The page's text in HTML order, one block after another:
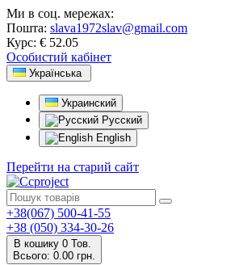
Ми в соц. мережах:
Пошта: slava1972slav@gmail.com
Курс: € 52.05
Особистий кабінет
Українська
Украинский
Русский
English
Перейти на старий сайт
+38(067) 500-41-55
+38 (050) 334-30-26
В кошику 0 Тов.
Всього: 0.00 грн.